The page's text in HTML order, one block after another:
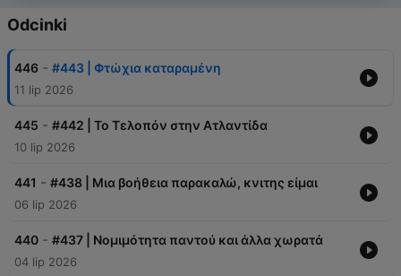
Odcinki
446 - #443 | Φτώχια καταραμένη
11 lip 2026
445 - #442 | Το Τελοπόν στην Ατλαντίδα
10 lip 2026
441 - #438 | Μια βοήθεια παρακαλώ, κνιτης είμαι
06 lip 2026
440 - #437 | Νομιμότητα παντού και άλλα χωρατά
04 lip 2026